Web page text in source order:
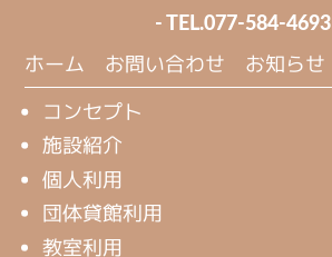
- TEL.077-584-4693
ホーム お問い合わせ お知らせ
コンセプト
施設紹介
個人利用
団体貸館利用
教室利用